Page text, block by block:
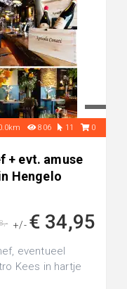
806 11 0
+ evt. amuse
Hengelo
+/- € 34,95
eventueel
Kees in hartje